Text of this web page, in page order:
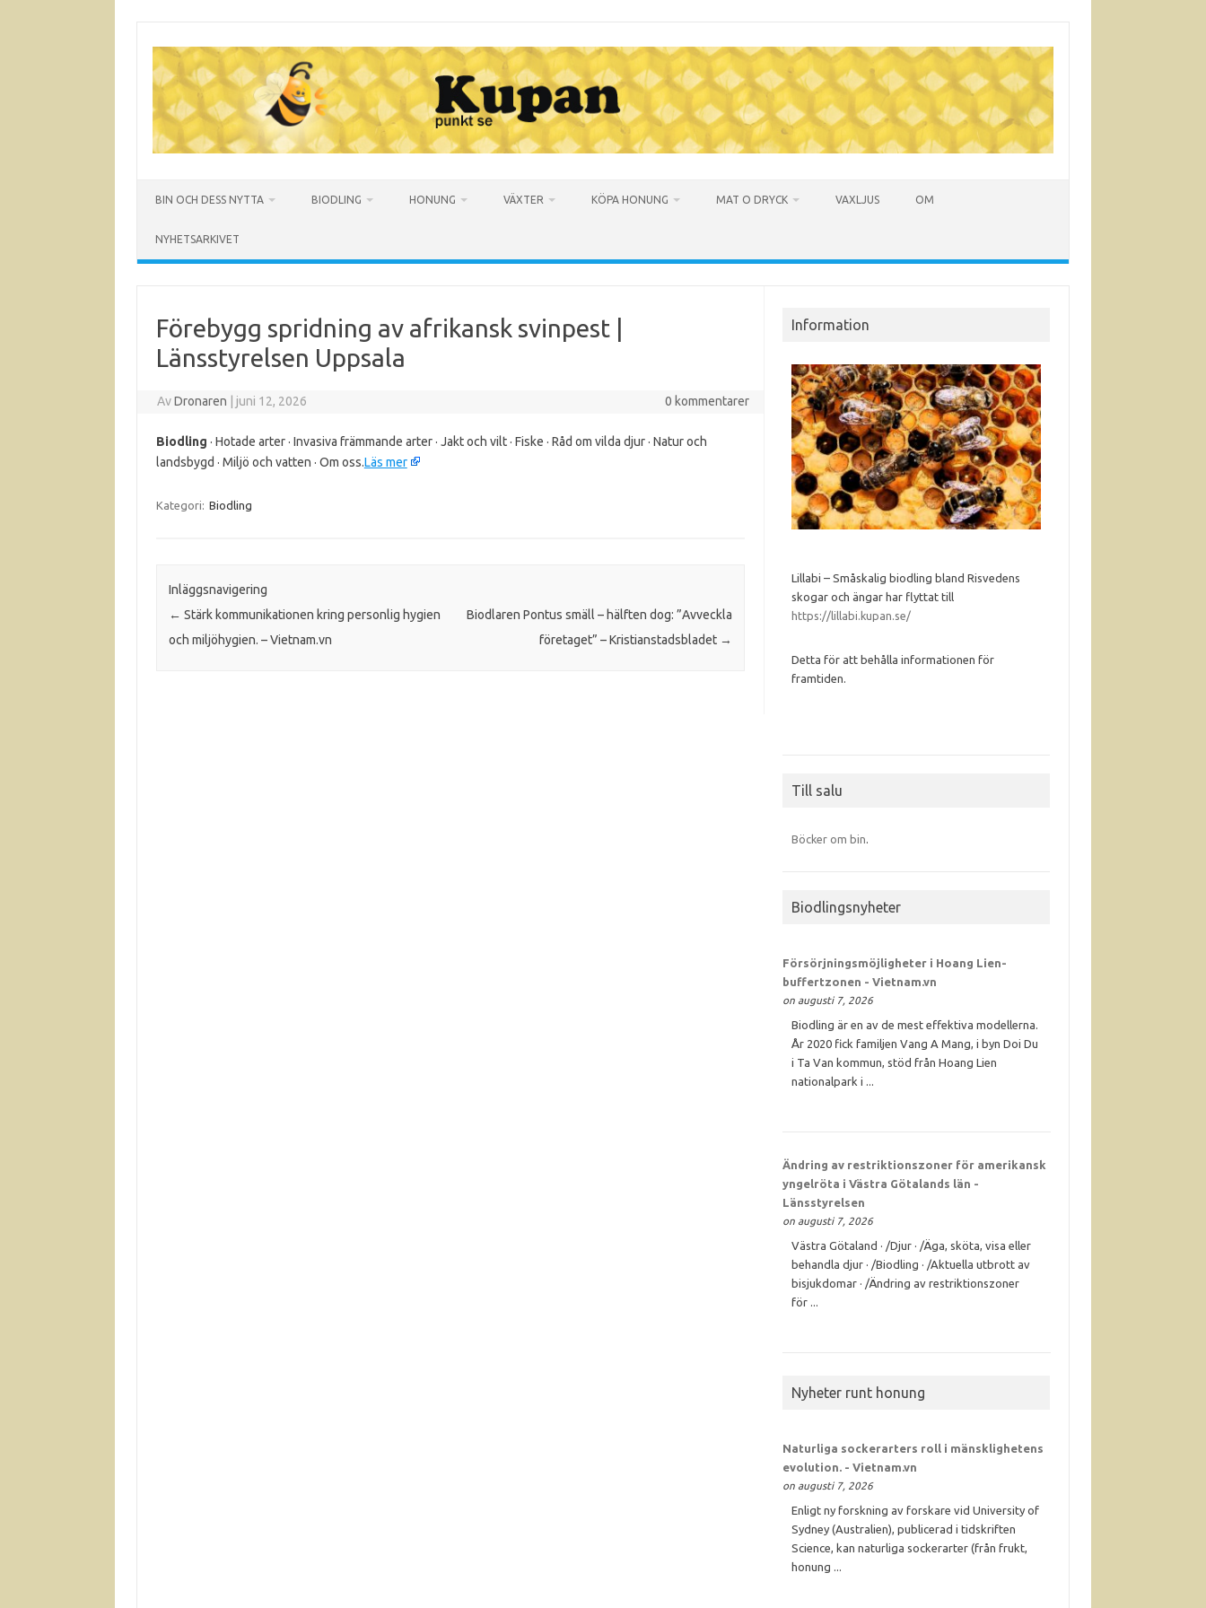
innehåll
BIN OCH DESS NYTTA BIODLING HONUNG VÄXTER KÖPA HONUNG MAT O DRYCK VAXLJUS OM
NYHETSARKIVET
Förebygg spridning av afrikansk svinpest |
Länsstyrelsen Uppsala
AvDronaren juni 12, 2026 0 kommentarer
Biodling · Hotade arter · Invasiva främmande arter · Jakt och vilt · Fiske · Råd om vilda djur · Natur och
landsbygd · Miljö och vatten · Om oss.Läs mer
Kategori: Biodling
Inläggsnavigering
← Stärk kommunikationen kring personlig hygien
och miljöhygien. – Vietnam.vn
Biodlaren Pontus smäll – hälften dog: ”Avveckla
företaget” – Kristianstadsbladet →
Information
Lillabi – Småskalig biodling bland Risvedens
skogar och ängar har flyttat till
https://lillabi.kupan.se/
Detta för att behålla informationen för
framtiden.
Till salu
Böcker om bin.
Biodlingsnyheter
Försörjningsmöjligheter i Hoang Lien-
buffertzonen - Vietnam.vn
on augusti 7, 2026
Biodling är en av de mest effektiva modellerna.
År 2020 fick familjen Vang A Mang, i byn Doi Du
i Ta Van kommun, stöd från Hoang Lien
nationalpark i ...
Ändring av restriktionszoner för amerikansk
yngelröta i Västra Götalands län -
Länsstyrelsen
on augusti 7, 2026
Västra Götaland · /Djur · /Äga, sköta, visa eller
behandla djur · /Biodling · /Aktuella utbrott av
bisjukdomar · /Ändring av restriktionszoner
för ...
Nyheter runt honung
Naturliga sockerarters roll i mänsklighetens
evolution. - Vietnam.vn
on augusti 7, 2026
Enligt ny forskning av forskare vid University of
Sydney (Australien), publicerad i tidskriften
Science, kan naturliga sockerarter (från frukt,
honung ...